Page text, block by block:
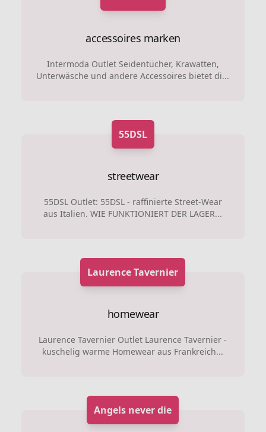
accessoires marken
Intermoda Outlet Seidentücher, Krawatten,
Unterwäsche und andere Accessoires bietet di...
55DSL
streetwear
55DSL Outlet: 55DSL - raffinierte Street-Wear
aus Italien. WIE FUNKTIONIERT DER LAGER...
Laurence Tavernier
homewear
Laurence Tavernier Outlet Laurence Tavernier -
kuschelig warme Homewear aus Frankreich...
Angels never die